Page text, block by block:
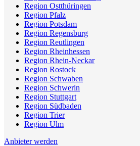
Region Ostthüringen
Region Pfalz
Region Potsdam
Region Regensburg
Region Reutlingen
Region Rheinhessen
Region Rhein-Neckar
Region Rostock
Region Schwaben
Region Schwerin
Region Stuttgart
Region Südbaden
Region Trier
Region Ulm
Anbieter werden